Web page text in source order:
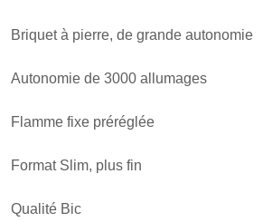
Briquet à pierre, de grande autonomie
Autonomie de 3000 allumages
Flamme fixe préréglée
Format Slim, plus fin
Qualité Bic